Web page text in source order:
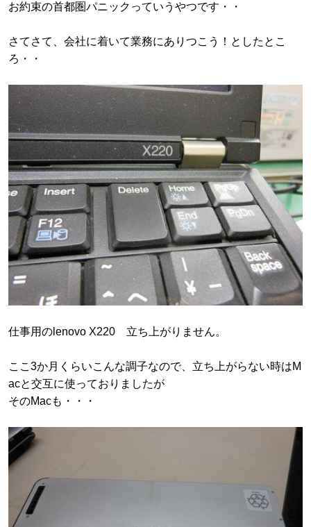
お約束の首都圏パニックっていうやつです・・
さてさて、会社に着いて業務にありつこう！としたとこ
ろ・・
仕事用のlenovo X220 立ち上がりません。
ここ3か月くらいこんな調子なので、立ち上がらない時はM
acと交互に使っておりましたが
そのMacも・・・